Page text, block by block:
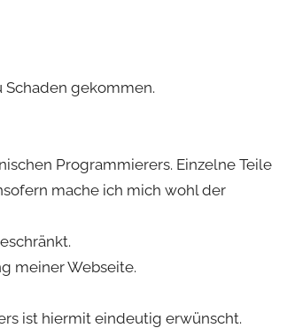
Schaden gekommen.
Programmierers. Einzelne Teile
mache ich mich wohl der
meiner Webseite.
ist hiermit eindeutig erwünscht.